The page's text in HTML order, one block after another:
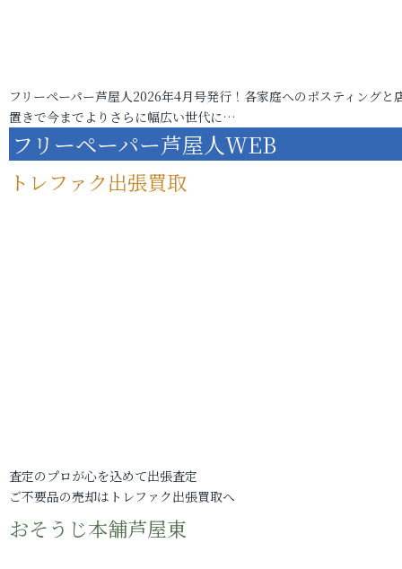
フリーペーパー芦屋人2026年4月号発行！各家庭へのポスティングと
置きで今までよりさらに幅広い世代に…
フリーペーパー芦屋人WEB
トレファク出張買取
査定のプロが心を込めて出張査定
ご不要品の売却はトレファク出張買取へ
おそうじ本舗芦屋東